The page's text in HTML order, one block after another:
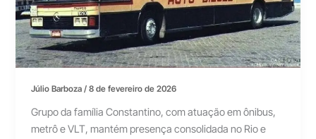
Júlio Barboza/8 de fevereiro de 2026
Grupo da família Constantino, com atuação em ônibus,
metrô e VLT, mantém presença consolidada no Rio e